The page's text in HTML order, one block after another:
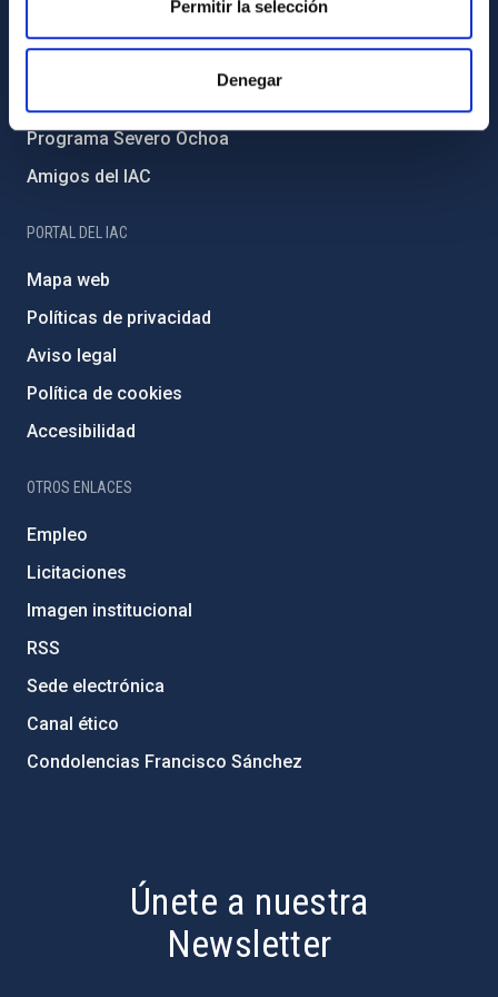
Permitir la selección
Denegar
Programa Severo Ochoa
Amigos del IAC
PORTAL DEL IAC
Mapa web
Políticas de privacidad
Aviso legal
Política de cookies
Accesibilidad
OTROS ENLACES
Empleo
Licitaciones
Imagen institucional
RSS
Sede electrónica
Canal ético
Condolencias Francisco Sánchez
Únete a nuestra
Newsletter